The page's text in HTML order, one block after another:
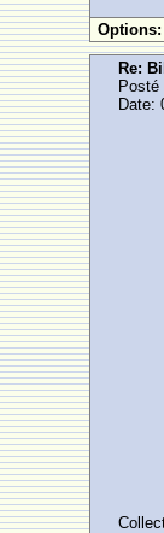
Options:
Re:
Date: